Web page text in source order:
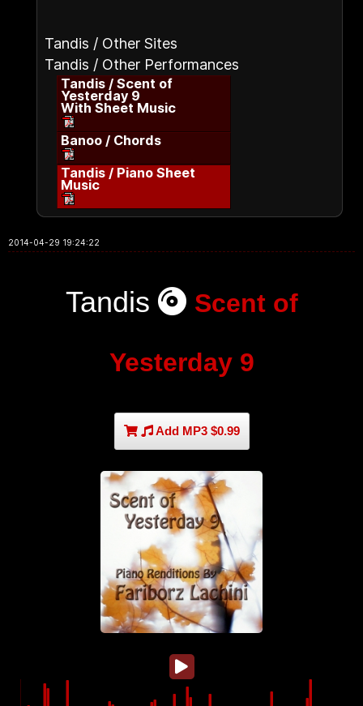
Tandis / Other Sites
Tandis / Other Performances
Tandis / Scent of
Yesterday 9
With Sheet Music
Banoo / Chords
Tandis / Piano Sheet
Music
2014-04-29 19:24:22
Tandis Scent of
Yesterday 9
Add MP3 $0.99